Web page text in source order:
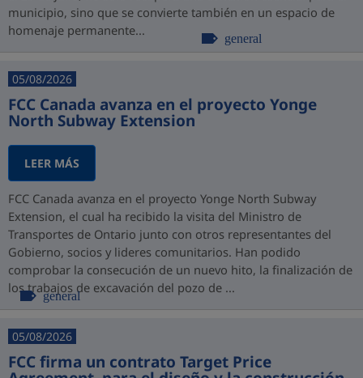
municipio, sino que se convierte también en un espacio de
homenaje permanente...
general
05/08/2026
FCC Canada avanza en el proyecto Yonge
North Subway Extension
LEER MÁS
FCC Canada avanza en el proyecto Yonge North Subway
Extension, el cual ha recibido la visita del Ministro de
Transportes de Ontario junto con otros representantes del
Gobierno, socios y lideres comunitarios. Han podido
comprobar la consecución de un nuevo hito, la finalización de
los trabajos de excavación del pozo de ...
general
05/08/2026
FCC firma un contrato Target Price